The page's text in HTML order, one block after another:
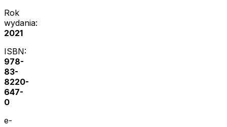
Rok
wydania:
2021
ISBN:
978-
83-
8220-
647-
0
e-